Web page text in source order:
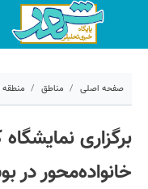
صفحه اصلی مناطق منطقه 19
کد مطلب:
برگزاری
خانواده‌محور در